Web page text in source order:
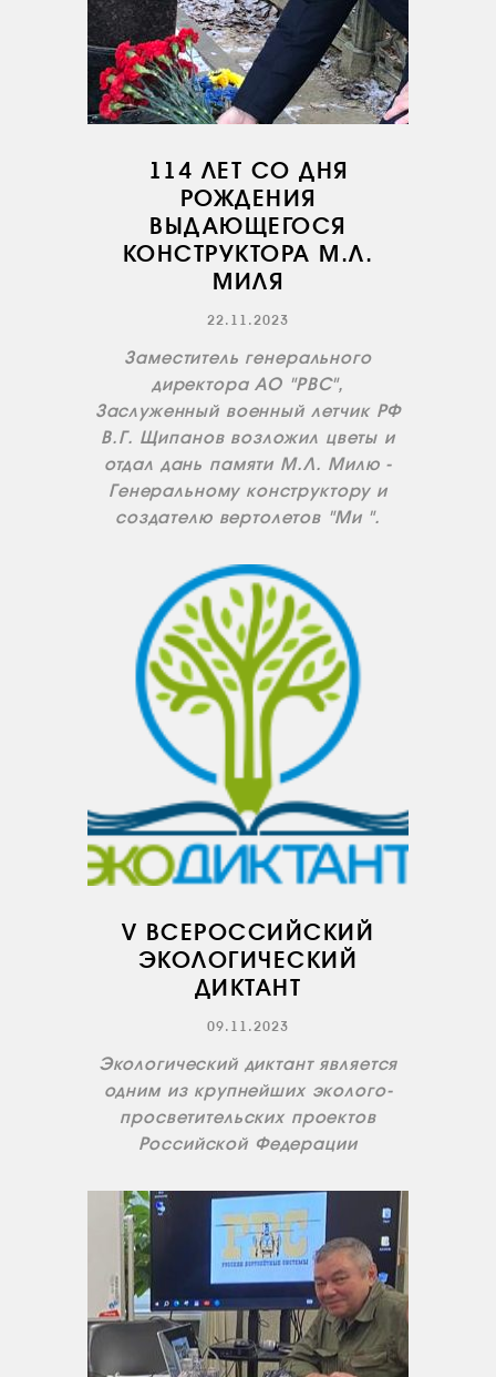
114 ЛЕТ СО ДНЯ
РОЖДЕНИЯ
ВЫДАЮЩЕГОСЯ
КОНСТРУКТОРА М.Л.
МИЛЯ
22.11.2023
Заместитель генерального
директора АО "РВС",
Заслуженный военный летчик РФ
В.Г. Щипанов возложил цветы и
отдал дань памяти М.Л. Милю -
Генеральному конструктору и
создателю вертолетов "Ми ".
V ВСЕРОССИЙСКИЙ
ЭКОЛОГИЧЕСКИЙ
ДИКТАНТ
09.11.2023
Экологический диктант является
одним из крупнейших эколого-
просветительских проектов
Российской Федерации